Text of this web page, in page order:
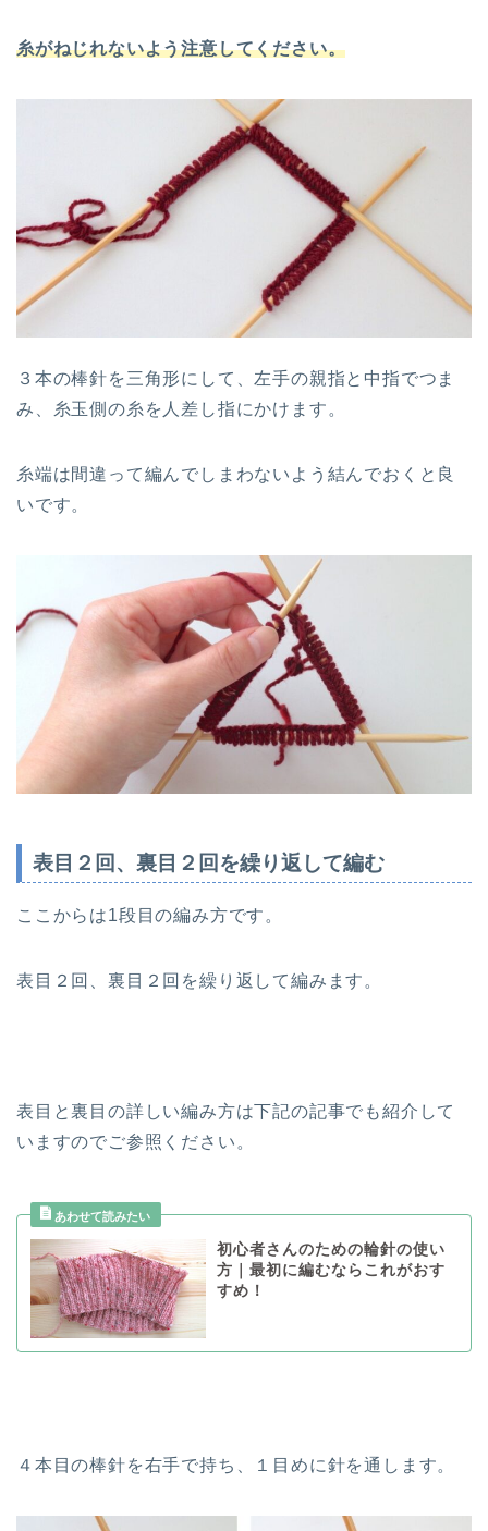
糸がねじれないよう注意してください。
３本の棒針を三角形にして、左手の親指と中指でつま
み、糸玉側の糸を人差し指にかけます。
糸端は間違って編んでしまわないよう結んでおくと良
いです。
表目２回、裏目２回を繰り返して編む
ここからは1段目の編み方です。
表目２回、裏目２回を繰り返して編みます。
表目と裏目の詳しい編み方は下記の記事でも紹介して
いますのでご参照ください。
初心者さんのための輪針の使い
方｜最初に編むならこれがおす
すめ！
４本目の棒針を右手で持ち、１目めに針を通します。